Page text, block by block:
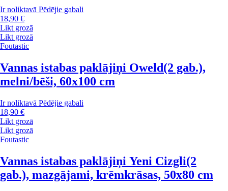
Ir noliktavā Pēdējie gabali
18,90 €
Likt grozā
Likt grozā
Foutastic
Vannas istabas paklājiņi Oweld(2 gab.),
melni/bēši, 60x100 cm
Ir noliktavā Pēdējie gabali
18,90 €
Likt grozā
Likt grozā
Foutastic
Vannas istabas paklājiņi Yeni Cizgli(2
gab.), mazgājami, krēmkrāsas, 50x80 cm